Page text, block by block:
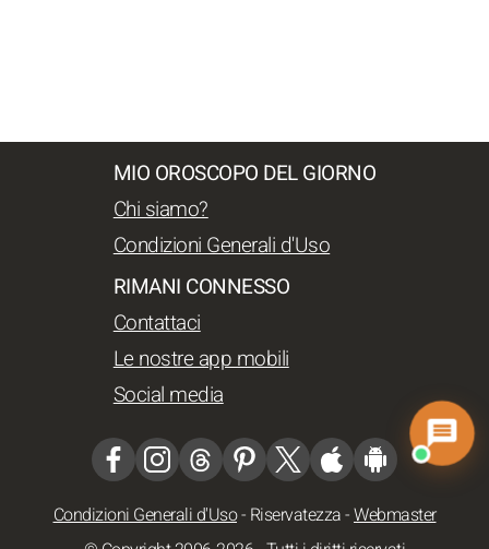
MIO OROSCOPO DEL GIORNO
Chi siamo?
Condizioni Generali d'Uso
RIMANI CONNESSO
Contattaci
Le nostre app mobili
Social media
Condizioni Generali d'Uso- Riservatezza-Webmaster